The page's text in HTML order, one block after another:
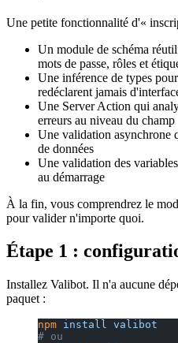
Une petite fonctionnalité d'«
Un module de schéma
mots de passe, rôles et
Une inférence de types
redéclarent jamais
Une Server Action qui
erreurs au niveau du champ
Une validation asynchrone
de données
Une validation des
au démarrage
À la fin, vous comprendrez le
pour valider n'importe quoi.
Étape 1 :
Installez Valibot. Il n'a aucune
paquet :
npm install valibot
# ou